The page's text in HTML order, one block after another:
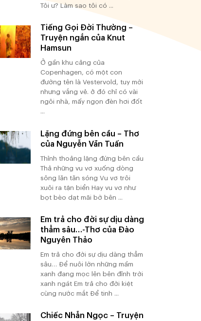
Tôi ư? Làm sao tôi có ...
Tiếng Gọi Đời Thường –
Truyện ngắn của Knut
Hamsun
Ở gần khu cảng của
Copenhagen, có một con
đường tên là Vestervold, tuy mới
nhưng vắng vẻ. ở đó chỉ có vài
ngôi nhà, mấy ngọn đèn hơi đốt
...
Lặng đứng bên cầu – Thơ
của Nguyễn Văn Tuấn
Thỉnh thoảng lặng đứng bên cầu
Thả những vu vơ xuống dòng
sông lăn tăn sóng Vu vơ trôi
xuôi ra tận biển Hay vu vơ như
bọt bèo dạt mãi bờ bên ...
Em trả cho đời sự dịu dàng
thẳm sâu…-Thơ của Đào
Nguyên Thảo
Em trả cho đời sự dịu dàng thẳm
sâu… Để nuôi lớn những mầm
xanh đang mọc lên bên đỉnh trời
xanh ngát Em trả cho đời kiệt
cùng nước mắt Để tinh ...
Chiếc Nhẫn Ngọc – Truyện